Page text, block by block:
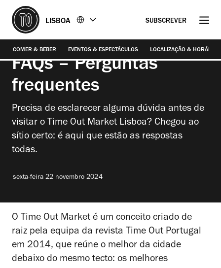
para
conteúdo
para
rodapé
LISBOA SUBSCREVER
COMER & BEBER EVENTOS & ESPECTÁCULOS LOCALIZAÇÃO & HORÁRIO
Photograph: Joana Freitas
FAQs – Perguntas
frequentes
Precisa de esclarecer alguma dúvida antes de
visitar o Time Out Market Lisboa? Chegou ao
sítio certo: é aqui que estão as respostas
todas.
sexta-feira 22 novembro 2024
O Time Out Market é um conceito criado de
raiz pela equipa da revista Time Out Portugal
em 2014, que reúne o melhor da cidade
debaixo do mesmo tecto: os melhores